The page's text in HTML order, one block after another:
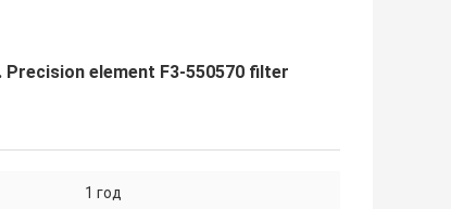
Precision element F3-550570 filter
1 год